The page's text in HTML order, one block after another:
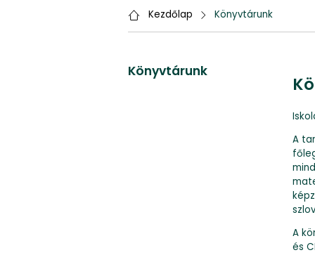
Kezdőlap Könyvtárunk
Könyvtárunk
A
A
és